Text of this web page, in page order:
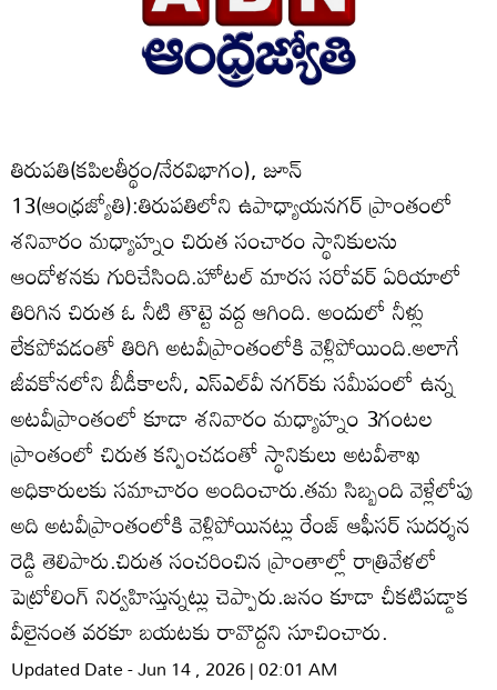
తిరుపతి(కపిలతీర్థం/నేరవిభాగం), జూన్‌
13(ఆంధ్రజ్యోతి):తిరుపతిలోని ఉపాధ్యాయనగర్‌ ప్రాంతంలో
శనివారం మధ్యాహ్నం చిరుత సంచారం స్థానికులను
ఆందోళనకు గురిచేసింది.హోటల్‌ మారస సరోవర్‌ ఏరియాలో
తిరిగిన చిరుత ఓ నీటి తొట్టె వద్ద ఆగింది. అందులో నీళ్లు
లేకపోవడంతో తిరిగి అటవీప్రాంతంలోకి వెళ్లిపోయింది.అలాగే
జీవకోనలోని బీడీకాలనీ, ఎస్‌ఎల్‌వీ నగర్‌కు సమీపంలో ఉన్న
అటవీప్రాంతంలో కూడా శనివారం మధ్యాహ్నం 3గంటల
ప్రాంతంలో చిరుత కన్పించడంతో స్థానికులు అటవీశాఖ
అధికారులకు సమాచారం అందించారు.తమ సిబ్బంది వెళ్లేలోపు
అది అటవీప్రాంతంలోకి వెళ్లిపోయినట్లు రేంజ్‌ ఆఫీసర్‌ సుదర్శన
రెడ్డి తెలిపారు.చిరుత సంచరించిన ప్రాంతాల్లో రాత్రివేళలో
పెట్రోలింగ్‌ నిర్వహిస్తున్నట్లు చెప్పారు.జనం కూడా చీకటిపడ్డాక
వీలైనంత వరకూ బయటకు రావొద్దని సూచించారు.
Updated Date - Jun 14 , 2026 | 02:01 AM